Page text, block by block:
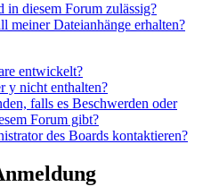
in diesem Forum zulässig?
meiner Dateianhänge erhalten?
entwickelt?
y nicht enthalten?
falls es Beschwerden oder
Forum gibt?
des Boards kontaktieren?